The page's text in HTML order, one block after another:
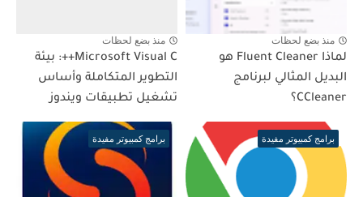
منذ بضع لحظات
لماذا Fluent Cleaner هو
البديل المثالي لبرنامج
CCleaner؟
منذ بضع لحظات
Microsoft Visual C++: بيئة
التطوير المتكاملة وأساس
تشغيل تطبيقات ويندوز
برامج كمبيوتر مفيدة برامج كمبيوتر مفيدة